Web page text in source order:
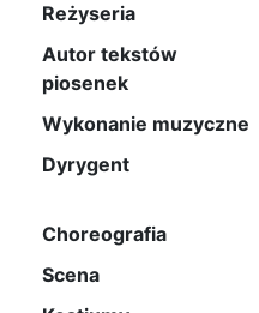
Reżyseria
Autor tekstów
piosenek
Wykonanie muzyczne
Dyrygent
Choreografia
Scena